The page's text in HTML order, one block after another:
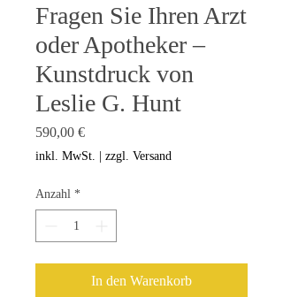
Fragen Sie Ihren Arzt
oder Apotheker –
Kunstdruck von
Leslie G. Hunt
590,00 €Preis
inkl. MwSt. zzgl. Versand
Anzahl *
In den Warenkorb